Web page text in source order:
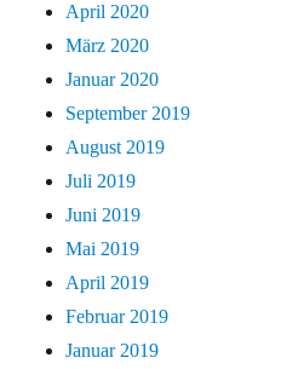
April 2020
März 2020
Januar 2020
September 2019
August 2019
Juli 2019
Juni 2019
Mai 2019
April 2019
Februar 2019
Januar 2019